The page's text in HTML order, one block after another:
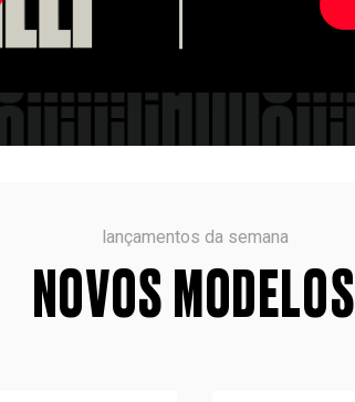
lançamentos da semana
NOVOS MODELOS